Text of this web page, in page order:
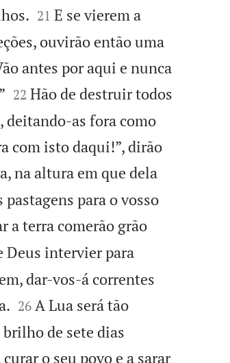

21 E se vierem a
ouvirão então uma
antes por aqui e nunca

22 Hão de destruir todos
deitando-as fora como
com isto daqui!”, dirão
na altura em que dela
para o vosso
a terra comerão grão
Deus intervier para
dar-vos-á correntes

26 A Lua será tão
de sete dias
o seu povo e a sarar